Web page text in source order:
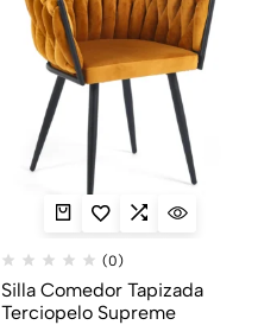
(0)
Silla Comedor Tapizada
Terciopelo Supreme